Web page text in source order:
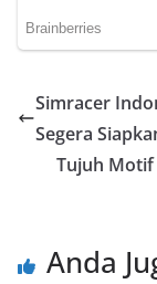
Simracer
Segera
Tujuh Motif
Anda